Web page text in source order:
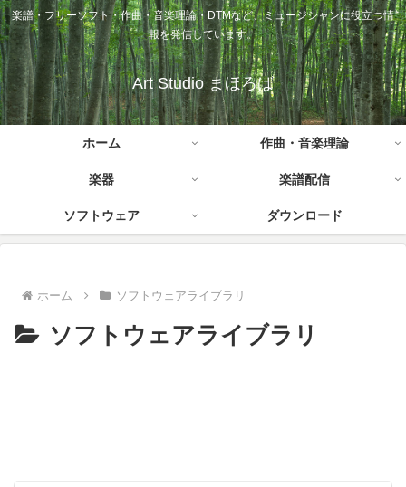
楽譜・フリーソフト・作曲・音楽理論・DTMなど、ミュージシャンに役立つ情
報を発信しています。
Art Studio まほろば
ホーム 作曲・音楽理論
楽器 楽譜配信
ソフトウェア ダウンロード
ホーム ソフトウェアライブラリ
ソフトウェアライブラリ